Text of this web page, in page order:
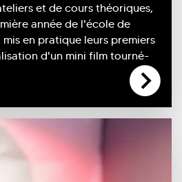
et de cours théoriques,
année de l'école de
en pratique leurs premiers
d'un mini film tourné-